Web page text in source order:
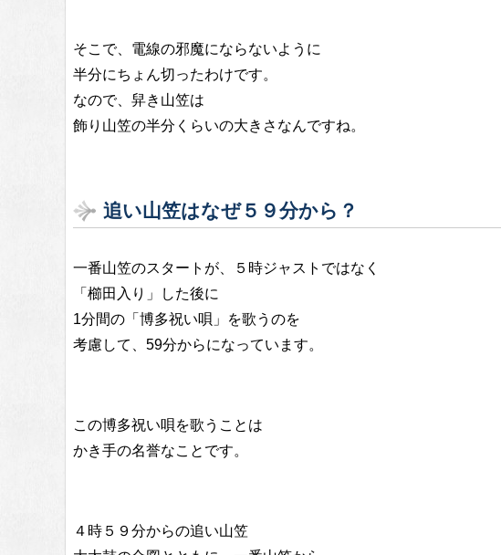
そこで、電線の邪魔にならないように
半分にちょん切ったわけです。
なので、舁き山笠は
飾り山笠の半分くらいの大きさなんですね。
追い山笠はなぜ５９分から？
一番山笠のスタートが、５時ジャストではなく
「櫛田入り」した後に
1分間の「博多祝い唄」を歌うのを
考慮して、59分からになっています。
この博多祝い唄を歌うことは
かき手の名誉なことです。
４時５９分からの追い山笠